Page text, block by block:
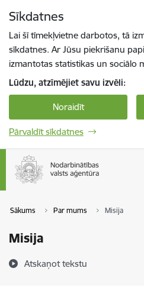
Sīkdatnes
Lai šī tīmekļvietne darbotos, tā
sīkdatnes. Ar Jūsu piekrišanu
izmantotas statistikas un sociālo
Lūdzu, atzīmējiet savu izvēli:
Noraidīt
Pārvaldīt sīkdatnes
Sākums Par mums Misija
Misija
Atskaņot tekstu